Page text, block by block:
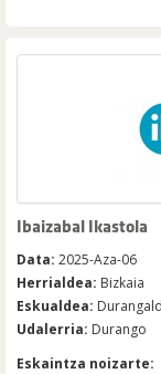
Ibaizabal Ikastola
Data: 2025-Aza-06
Herrialdea: Bizkaia
Eskualdea:
Udalerria: Durango
Eskaintza noizarte: